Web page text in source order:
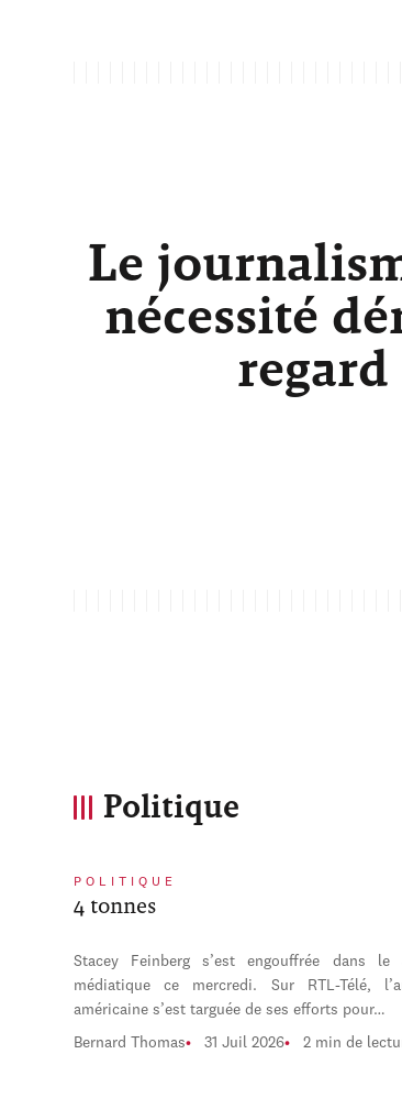
Le
nécessité
Politique
POLITIQUE
4 tonnes
Stacey Feinberg s’est engouffrée dans le
médiatique ce mercredi. Sur RTL-Télé,
américaine s’est targuée de ses efforts pour…
Bernard Thomas 31 Juil 2026 2 min de